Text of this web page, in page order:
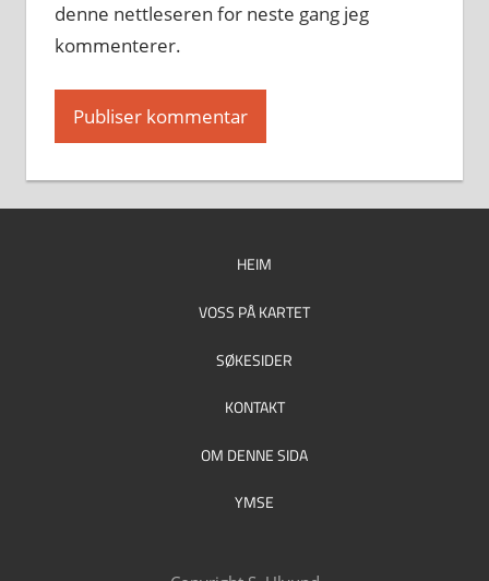
denne nettleseren for neste gang jeg
kommenterer.
HEIM
VOSS PÅ KARTET
SØKESIDER
KONTAKT
OM DENNE SIDA
YMSE